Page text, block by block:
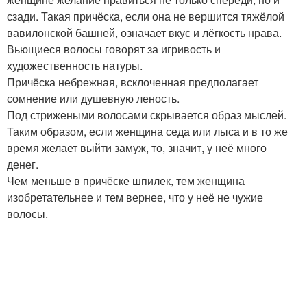
сзади. Такая причёска, если она не вершится тяжёлой
вавилонской башней, означает вкус и лёгкость нрава.
Вьющиеся волосы говорят за игривость и
художественность натуры.
Причёска небрежная, всклоченная предполагает
сомнение или душевную леность.
Под стрижеными волосами скрывается образ мыслей.
Таким образом, если женщина седа или лыса и в то же
время желает выйти замуж, то, значит, у неё много
денег.
Чем меньше в причёске шпилек, тем женщина
изобретательнее и тем вернее, что у неё не чужие
волосы.